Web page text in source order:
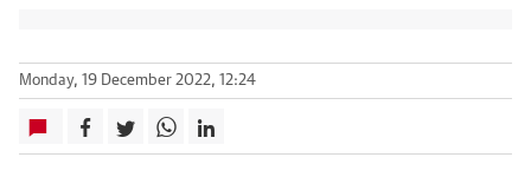
Monday, 19 December 2022, 12:24